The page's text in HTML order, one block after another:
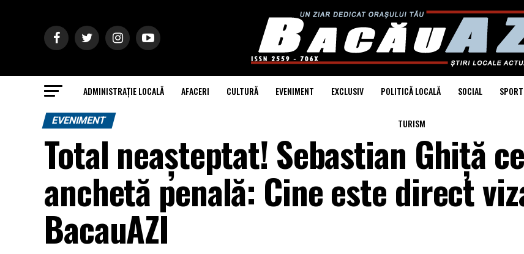
ADMINISTRAȚIE LOCALĂ AFACERI CULTURĂ EVENIMENT EXCLUSIV POLITICĂ LOCALĂ SOCIAL SPORT
TURISM
EVENIMENT
Total neașteptat! Sebastian Ghiță
anchetă penală: Cine este direct
BacauAZI